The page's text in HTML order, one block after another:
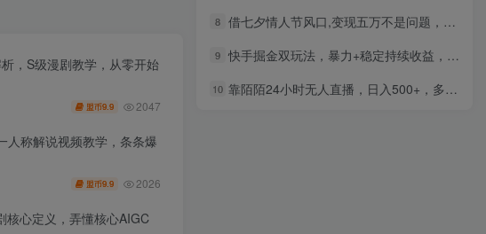
，S级漫剧教学，从零开始
盟币9.9 2047
人称解说视频教学，条条爆
盟币9.9 2026
核心定义，弄懂核心AIGC
8 借七夕情人节风口,变现五万不是问题，错过再等一年！
9 快手掘金双玩法，暴力+稳定持续收益，小白也能日入1000+
10 靠陌陌24小时无人直播，日入500+，多种变现方式，落地保姆级教程